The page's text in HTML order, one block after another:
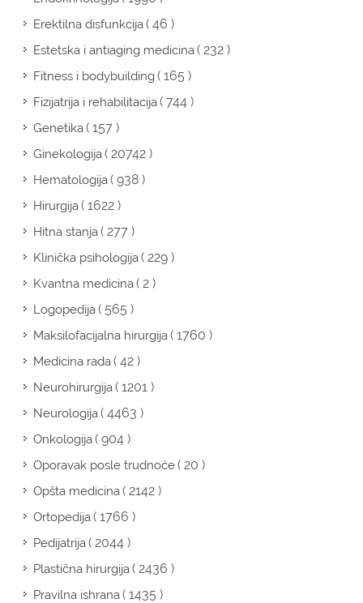
Erektilna disfunkcija( 46 )
Estetska i antiaging medicina( 232 )
Fitness i bodybuilding( 165 )
Fizijatrija i rehabilitacija( 744 )
Genetika( 157 )
Ginekologija( 20742 )
Hematologija( 938 )
Hirurgija( 1622 )
Hitna stanja( 277 )
Klinička psihologija( 229 )
Kvantna medicina( 2 )
Logopedija( 565 )
Maksilofacijalna hirurgija( 1760 )
Medicina rada( 42 )
Neurohirurgija( 1201 )
Neurologija( 4463 )
Onkologija( 904 )
Oporavak posle trudnoće( 20 )
Opšta medicina( 2142 )
Ortopedija( 1766 )
Pedijatrija( 2044 )
Plastična hirurgija( 2436 )
Pravilna ishrana( 1435 )